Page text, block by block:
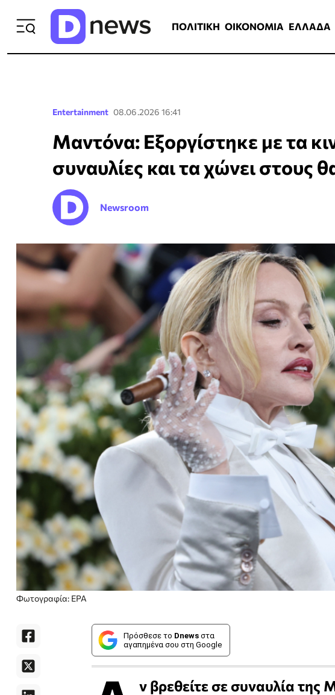
ΠΟΛΙΤΙΚΗ ΟΙΚΟΝΟΜΙΑ ΕΛΛΑΔΑ
Entertainment 08.06.2026 16:41
Μαντόνα: Εξοργίστηκε με τα
συναυλίες και τα χώνει στους
Newsroom
Φωτογραφία: EPA
Πρόσθεσε το Dnews στα
αγαπημένα σου στη Google
ν βρεθείτε σε συναυλία της